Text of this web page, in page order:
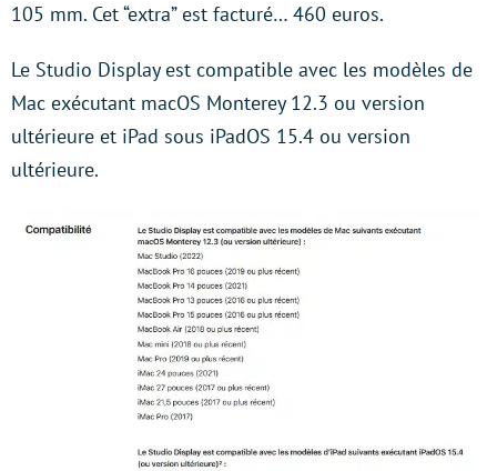
105 mm. Cet “extra” est facturé… 460 euros.
Le Studio Display est compatible avec les modèles de
Mac exécutant macOS Monterey 12.3 ou version
ultérieure et iPad sous iPadOS 15.4 ou version
ultérieure.